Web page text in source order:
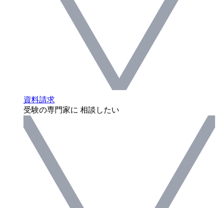
資料請求
受験の専門家に 相談したい